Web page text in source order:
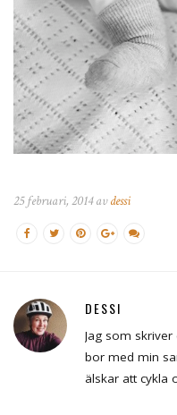
25 februari, 2014 avdessi
DESSI
Jag som
bor med min
älskar att cykla